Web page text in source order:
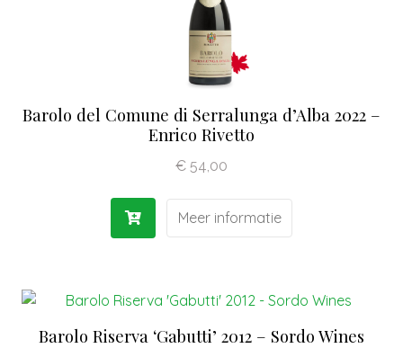
Barolo del Comune di Serralunga d’Alba 2022 –
Enrico Rivetto
€ 54,00
Meer informatie
Barolo Riserva ‘Gabutti’ 2012 – Sordo Wines